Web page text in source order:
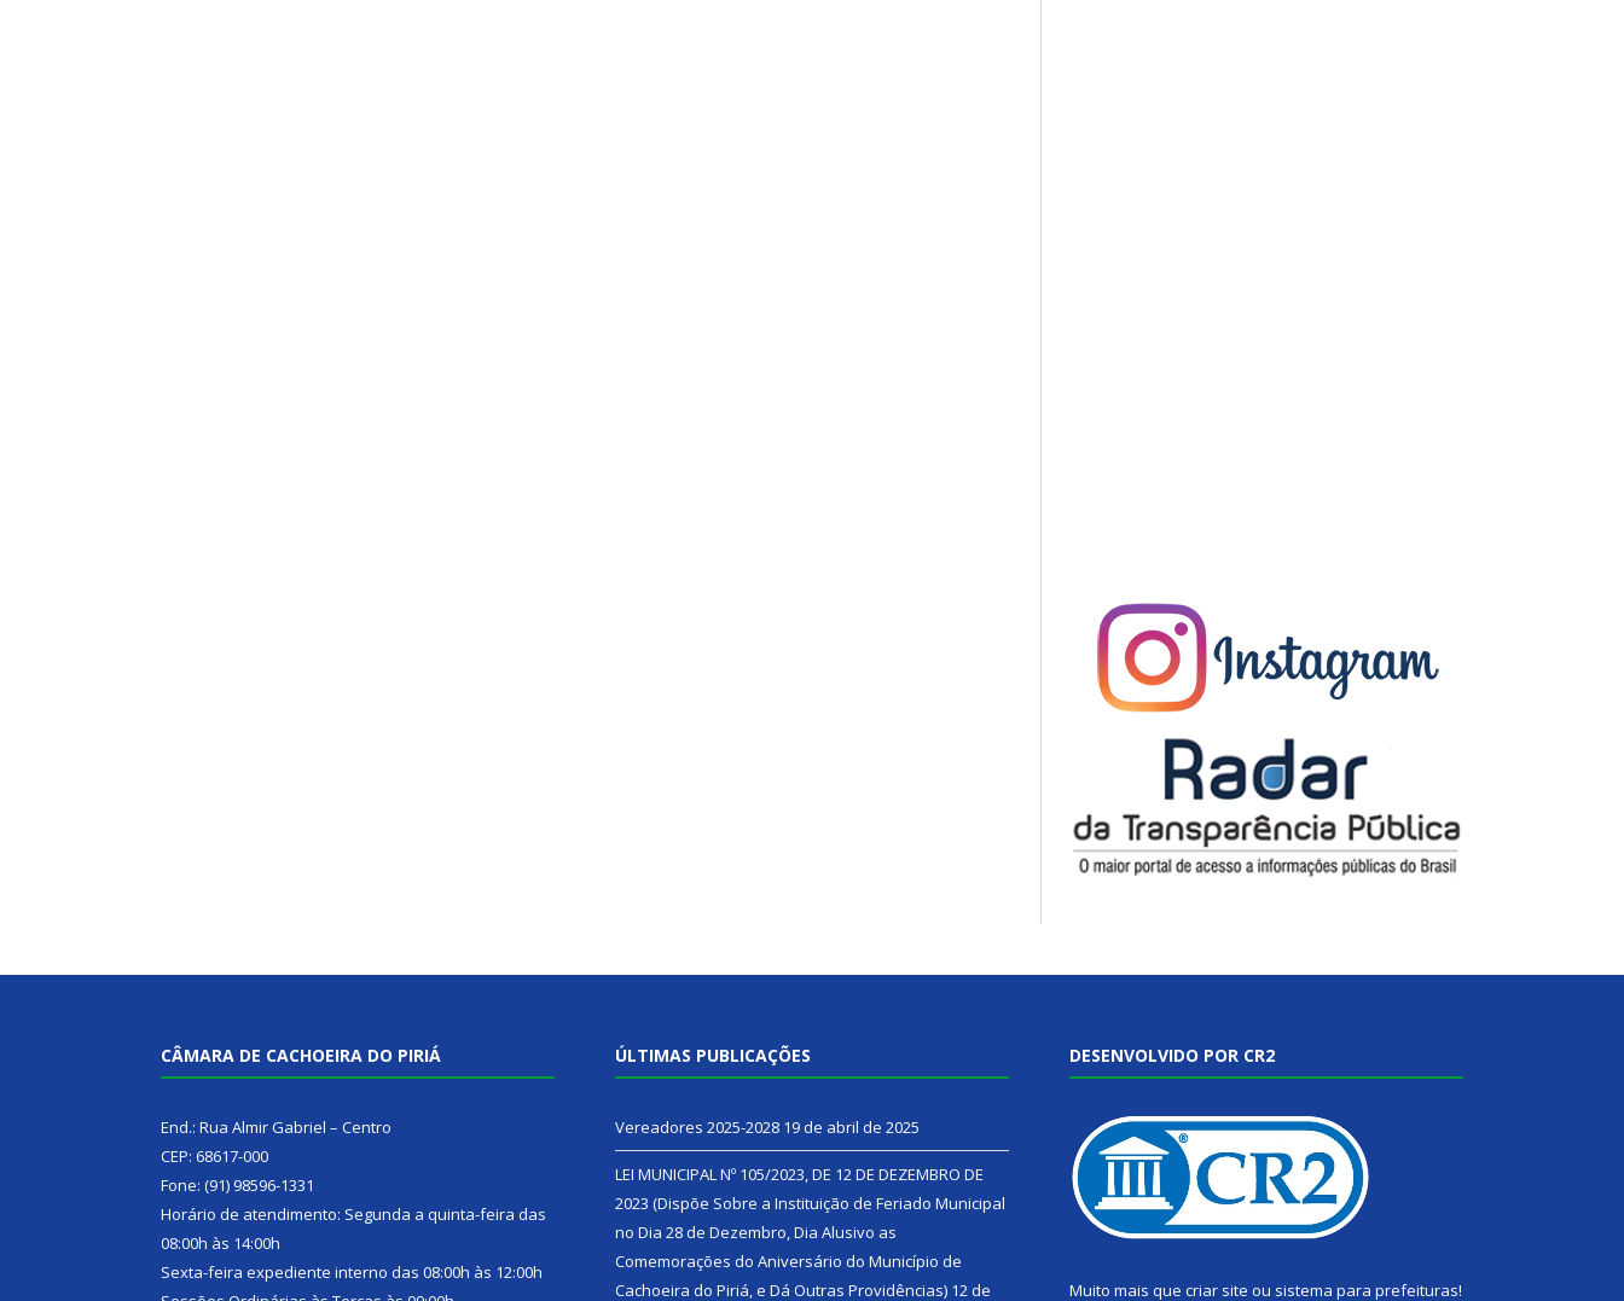
CÂMARA DE CACHOEIRA DO PIRIÁ
End.: Rua Almir Gabriel – Centro
CEP: 68617-000
Fone: (91) 98596-1331
Horário de atendimento: Segunda a quinta-feira das
08:00h às 14:00h
Sexta-feira expediente interno das 08:00h às 12:00h
ÚLTIMAS PUBLICAÇÕES
Vereadores 2025-2028 19 de abril de 2025
LEI MUNICIPAL Nº 105/2023, DE 12 DE DEZEMBRO DE
2023 (Dispõe Sobre a Instituição de Feriado Municipal
no Dia 28 de Dezembro, Dia Alusivo as
Comemorações do Aniversário do Município de
Cachoeira do Piriá, e Dá Outras Providências) 12 de
DESENVOLVIDO POR CR2
Muito mais que criar site ou sistema para prefeituras!